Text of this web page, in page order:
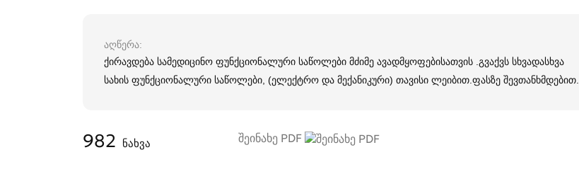
აღწერა
ქირავდება სამედიცინო ფუნქციონალური საწოლები მძიმე ავადმყოფებისათვის .გვაქვს სხვადასხვა
სახის ფუნქციონალური საწოლები, (ელექტრო და მექანიკური) თავისი ლეიბით.ფასზე შევთანხმდებით.
შეინახე PDF
982 ნახვა